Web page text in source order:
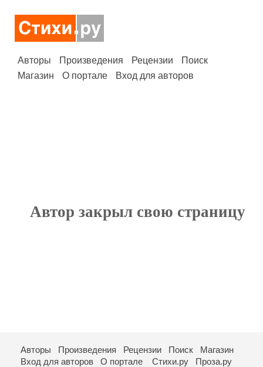
Авторы Произведения Рецензии
Поиск
Магазин
О портале Вход для авторов
Автор закрыл свою страницу
Авторы Произведения Рецензии Поиск
Магазин
Вход для авторов
О портале Стихи.ру Проза.ру